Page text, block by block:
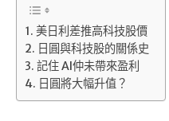
美日利差推高科技股價
日圓與科技股的關係史
記住 AI仲未帶來盈利
日圓將大幅升值？